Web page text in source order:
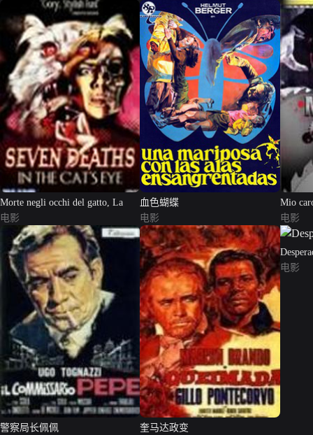
Morte negli occhi del gatto, La
电影
血色蝴蝶
电影
Mio
电影
警察局长佩佩
奎马达政变
电影